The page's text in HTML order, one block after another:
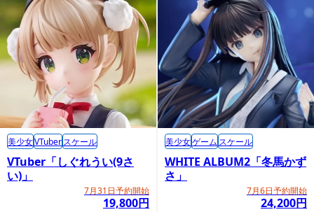
VTuber「しぐれうい(9さ
い)」
7月31日予約開始
19,800円
美少女VTuberスケール
WHITE ALBUM2「冬馬かず
さ」
7月6日予約開始
24,200円
美少女ゲーム スケール